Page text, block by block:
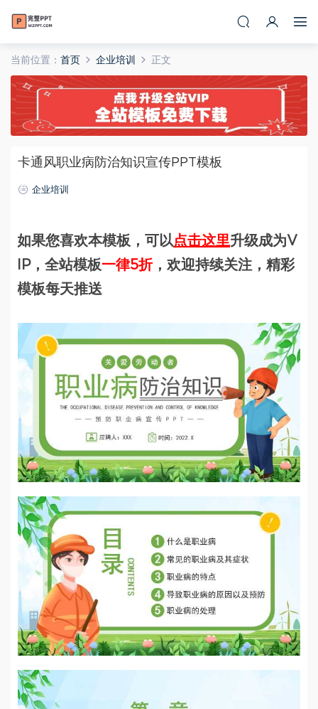
当前位置： 首页 企业培训 正文
卡通风职业病防治知识宣传PPT模板
企业培训
如果您喜欢本模板，可以点击这里升级成为V
IP，全站模板一律5折，欢迎持续关注，精彩
模板每天推送